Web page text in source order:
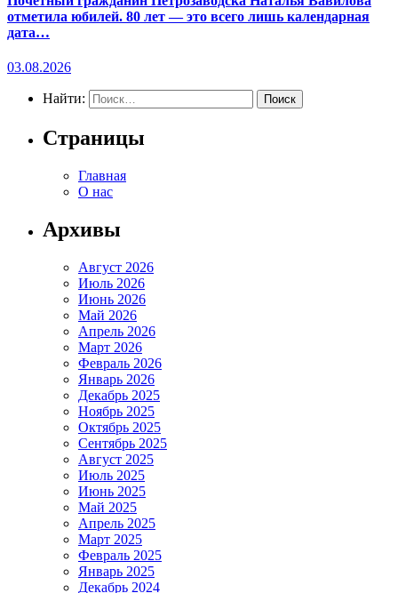
отметила юбилей. 80 лет — это всего лишь календарная
дата…
03.08.2026
Найти:
Страницы
Главная
О нас
Архивы
Август 2026
Июль 2026
Июнь 2026
Май 2026
Апрель 2026
Март 2026
Февраль 2026
Январь 2026
Декабрь 2025
Ноябрь 2025
Октябрь 2025
Сентябрь 2025
Август 2025
Июль 2025
Июнь 2025
Май 2025
Апрель 2025
Март 2025
Февраль 2025
Январь 2025
Декабрь 2024